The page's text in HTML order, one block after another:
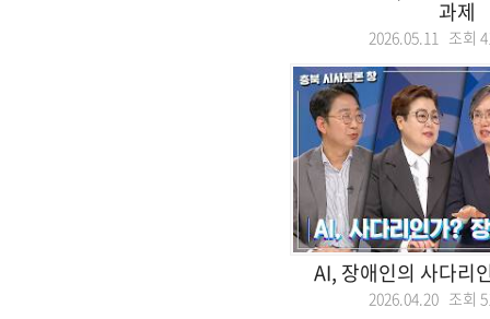
과제
2026.05.11 조회
AI, 장애인의 사다리
2026.04.20 조회